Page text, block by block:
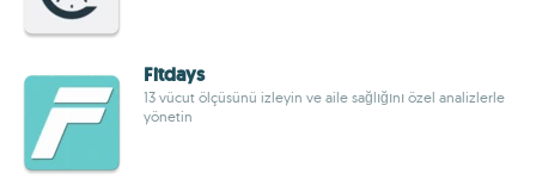
Fitdays
13 vücut ölçüsünü izleyin ve aile sağlığını özel analizlerle
yönetin